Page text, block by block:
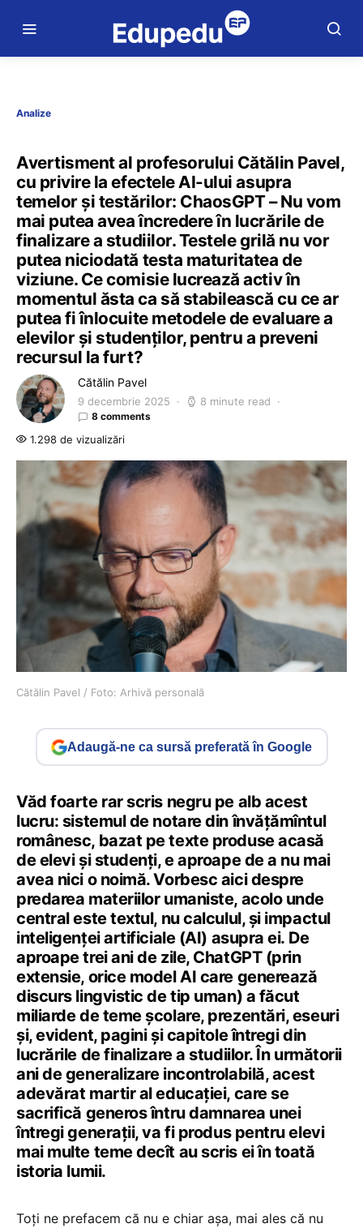
Analize
Avertisment al profesorului Cătălin Pavel,
cu privire la efectele AI-ului asupra
temelor și testărilor: ChaosGPT – Nu vom
mai putea avea încredere în lucrările de
finalizare a studiilor. Testele grilă nu vor
putea niciodată testa maturitatea de
viziune. Ce comisie lucrează activ în
momentul ăsta ca să stabilească cu ce ar
putea fi înlocuite metodele de evaluare a
elevilor și studenților, pentru a preveni
recursul la furt?
Cătălin Pavel
9 decembrie 2025 8 minute read
8 comments
1.298 de vizualizări
Cătălin Pavel / Foto: Arhivă personală
Adaugă-ne ca sursă preferată în Google
Văd foarte rar scris negru pe alb acest
lucru: sistemul de notare din învățămîntul
românesc, bazat pe texte produse acasă
de elevi și studenți, e aproape de a nu mai
avea nici o noimă. Vorbesc aici despre
predarea materiilor umaniste, acolo unde
central este textul, nu calculul, și impactul
inteligenței artificiale (AI) asupra ei. De
aproape trei ani de zile, ChatGPT (prin
extensie, orice model AI care generează
discurs lingvistic de tip uman) a făcut
miliarde de teme școlare, prezentări, eseuri
și, evident, pagini și capitole întregi din
lucrările de finalizare a studiilor. În următorii
ani de generalizare incontrolabilă, acest
adevărat martir al educației, care se
sacrifică generos întru damnarea unei
întregi generații, va fi produs pentru elevi
mai multe teme decît au scris ei în toată
istoria lumii.
Toți ne prefacem că nu e chiar așa, mai ales că nu